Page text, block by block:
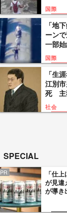
模”地
国際
「地
ーン
一部
の少
ク
国際
「生
江別
死 主
侑斗
「理
社会
SPECIAL
PR
「仕
が見違
が導き
した